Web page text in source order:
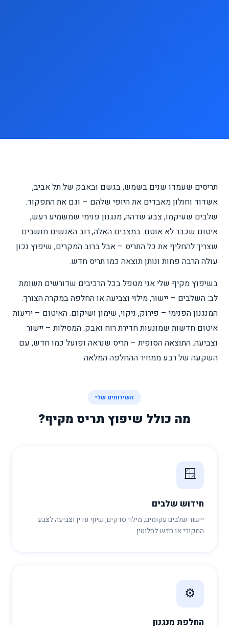
תריסים שעמדו שנים בשמש, בגשם ובאבק של תל אביב,
אשדוד וחולון מאבדים את היופי שלהם – וגם את התפקוד.
שלבים שעיקמו, צבע שדהה, מנגנון פנימי שמשמיע רעש,
איטום שכבר לא אוטם. במצבים האלה, רוב האנשים חושבים
שצריך להחליף את כל התריס – אבל ברוב המקרים, שיפוץ נכון
עולה הרבה פחות ונותן תוצאה כמו תריס חדש.
בשיפוץ מקיף שלי אני מטפל בכל הרכיבים שדורשים תשומת
לב: השלבים – יישור, מילוי וצביעה או החלפה במקרה הצורך.
המנגנון הפנימי – פירוק, ניקוי, שימון ושיקום. האיטום – יריעות
איטום חדשות שמונעות חדירת רוח ואבק. המסילות – יישור
וצביעה. התוצאה הסופית – תריס שנראה ופועל כמו חדש, עם
השקעה של רבע ממחיר ההחלפה המלאה.
השירותים שלי
מה כולל שיפוץ תריס מקיף?
🪟
חידוש שלבים
יישור שלבים עקומים, מילוי סדקים, שיוף עדין וצביעה לצבע
המקורי או חדש לחלוטין.
⚙️
החלפת מנגנון